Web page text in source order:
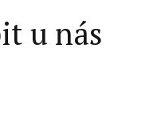
u nás